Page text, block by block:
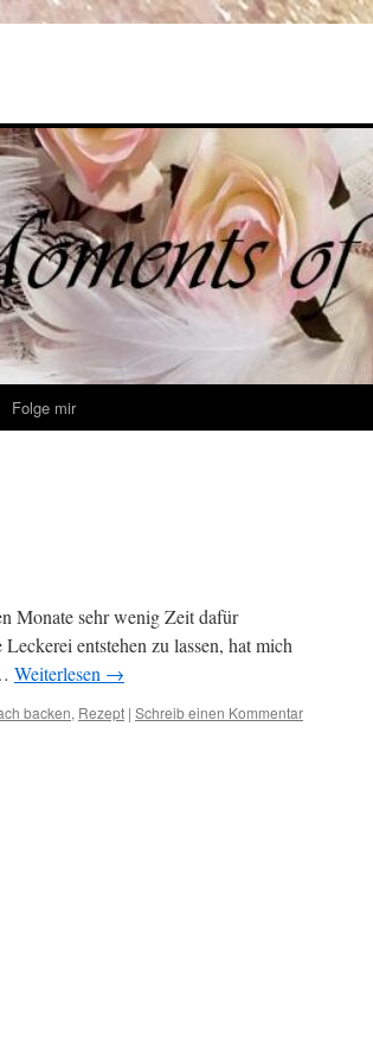
Folge mir
Monate sehr wenig Zeit dafür
entstehen zu lassen, hat mich
Weiterlesen →
backen, Rezept | Schreib einen Kommentar